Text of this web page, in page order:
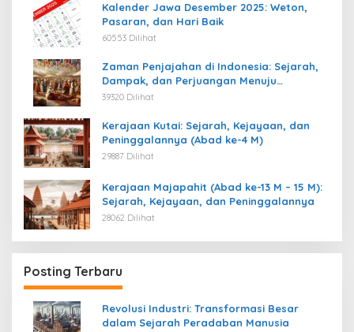
Kalender Jawa Desember 2025: Weton,
Pasaran, dan Hari Baik
60553 Dilihat
Zaman Penjajahan di Indonesia: Sejarah,
Dampak, dan Perjuangan Menuju
Kemerdekaan
39320 Dilihat
Kerajaan Kutai: Sejarah, Kejayaan, dan
Peninggalannya (Abad ke-4 M)
29887 Dilihat
Kerajaan Majapahit (Abad ke-13 M – 15 M):
Sejarah, Kejayaan, dan Peninggalannya
28062 Dilihat
Posting Terbaru
Revolusi Industri: Transformasi Besar
dalam Sejarah Peradaban Manusia